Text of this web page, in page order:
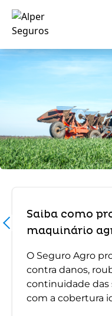
Saiba como
maquinário
O Seguro Agro
contra danos,
continuidade das
com a cobertura